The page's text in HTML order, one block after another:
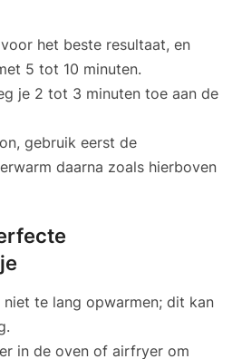
het beste resultaat, en
5 tot 10 minuten.
je 2 tot 3 minuten toe aan de
gebruik eerst de
daarna zoals hierboven
te lang opwarmen; dit kan
in de oven of airfryer om